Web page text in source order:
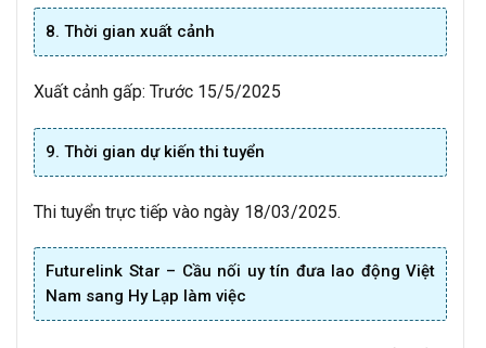
8. Thời gian xuất cảnh
Xuất cảnh gấp: Trước 15/5/2025
9. Thời gian dự kiến thi tuyển
Thi tuyển trực tiếp vào ngày 18/03/2025.
Futurelink Star – Cầu nối uy tín đưa lao động Việt
Nam sang Hy Lạp làm việc